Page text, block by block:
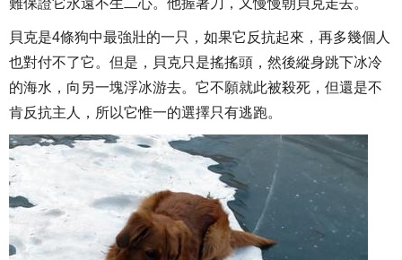
難保證它永遠不生二心。他握著刀，又慢慢朝貝克走去。
貝克是4條狗中最強壯的一只，如果它反抗起來，再多幾個人
也對付不了它。但是，貝克只是搖搖頭，然後縱身跳下冰冷
的海水，向另一塊浮冰游去。它不願就此被殺死，但還是不
肯反抗主人，所以它惟一的選擇只有逃跑。